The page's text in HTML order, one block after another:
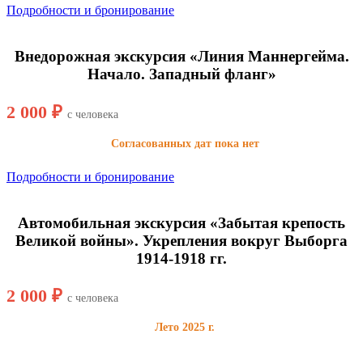
Подробности и бронирование
Внедорожная экскурсия «Линия Маннергейма.
Начало. Западный фланг»
2 000 ₽ с человека
Согласованных дат пока нет
Подробности и бронирование
Автомобильная экскурсия «Забытая крепость
Великой войны». Укрепления вокруг Выборга
1914-1918 гг.
2 000 ₽ с человека
Лето 2025 г.